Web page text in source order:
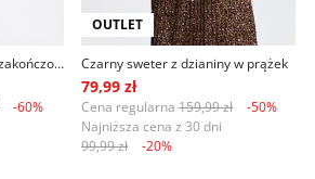
Czarny sweter z długimi, zakończonymi ściągaczami rękawami
-60%
OUTLET
Czarny sweter z dzianiny w prążek
79,99 zł
Cena regularna 159,99 zł
-50%
Najniższa cena z 30 dni
99,99 zł
-20%